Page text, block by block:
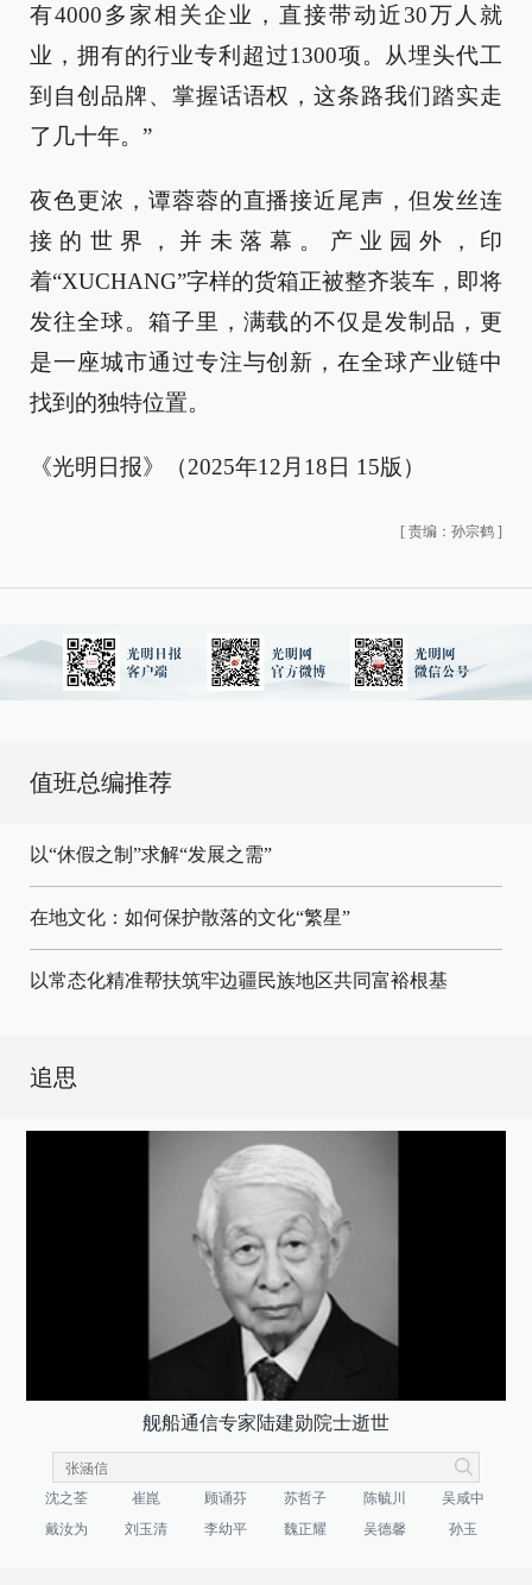
有4000多家相关企业，直接带动近30万人就
业，拥有的行业专利超过1300项。从埋头代工
到自创品牌、掌握话语权，这条路我们踏实走
了几十年。”
夜色更浓，谭蓉蓉的直播接近尾声，但发丝连
接的世界，并未落幕。产业园外，印
着“XUCHANG”字样的货箱正被整齐装车，即将
发往全球。箱子里，满载的不仅是发制品，更
是一座城市通过专注与创新，在全球产业链中
找到的独特位置。
《光明日报》（2025年12月18日 15版）
[ 责编：孙宗鹤 ]
值班总编推荐
以“休假之制”求解“发展之需”
在地文化：如何保护散落的文化“繁星”
以常态化精准帮扶筑牢边疆民族地区共同富裕根基
追思
舰船通信专家陆建勋院士逝世
沈之荃 崔崑 顾诵芬 苏哲子 陈毓川
吴咸中
戴汝为
刘玉清 李幼平 魏正耀 吴德馨 孙玉